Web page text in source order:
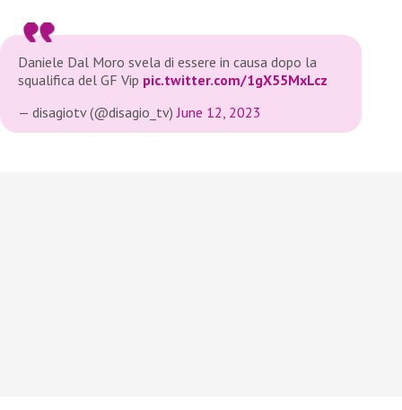
Daniele Dal Moro svela di essere in causa dopo la
squalifica del GF Vip pic.twitter.com/1gX55MxLcz
— disagiotv (@disagio_tv)June 12, 2023